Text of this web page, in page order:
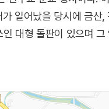
일어났을 당시에 금산
인 대형 돌판이 있으며